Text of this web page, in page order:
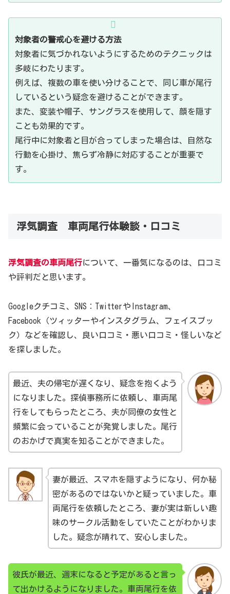
対象者の警戒心を避ける方法
対象者に気づかれないようにするためのテクニックは
多岐にわたります。
例えば、複数の車を使い分けることで、同じ車が尾行
しているという疑念を避けることができます。
また、変装や帽子、サングラスを使用して、顔を隠す
ことも効果的です。
尾行中に対象者と目が合ってしまった場合は、自然な
行動を心掛け、焦らず冷静に対応することが重要で
す。
称して外出していた。しかし、妻は夫の行動に疑念を
抱き、探偵事務所に車両尾行を依頼した。尾行の結
果、夫があるアパートに頻繁に訪れることが発覚。さ
らに詳しい調査を進めると、そのアパートには夫の同
僚の女性が住んでいた。この情報を元に、妻は夫との
関係を修復するための対話を持つことができた。
複数の調査員が協力したケース
大都市の中心部での調査では、対象者が複数の交通手
段を利用することが多い。あるケースでは、対象者が
た。このような状況では1人の調査員では尾行が難し
いため、3人の調査員が連携して尾行を行った。その
結果、対象者の全ての動きをキャッチし、浮気の証拠
探偵が浮気調査を行う時の最適な調査員の人数は？
GPSとの併用による成功
あるケースでは、対象者が頻繁に長距離移動をするビ
浮気調査 車両尾行体験談・口コミ
浮気調査の車両尾行について、一番気になるのは、口コミ
や評判だと思います。
Googleクチコミ、SNS：TwitterやInstagram、
Facebook（ツィッターやインスタグラム、フェイスブッ
ク）などを確認し、良い口コミ・悪い口コミ・怪しいなど
を探しました。
最近、夫の帰宅が遅くなり、疑念を抱くよう
になりました。探偵事務所に依頼し、車両尾
行をしてもらったところ、夫が同僚の女性と
頻繁に会っていることが発覚しました。尾行
のおかげで真実を知ることができました。
妻が最近、スマホを隠すようになり、何か秘
密があるのではないかと疑っていました。車
両尾行を依頼したところ、妻が実は新しい趣
味のサークル活動をしていたことがわかりま
した。疑念が晴れて、安心しました。
彼氏が最近、週末になると予定があると言っ
て出かけるようになりました。車両尾行を依